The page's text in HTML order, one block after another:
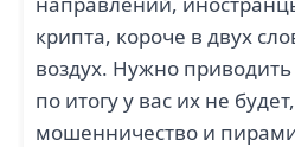
крипта, короче в двух
воздух. Нужно приводить
по итогу у вас их не
мошенничество и